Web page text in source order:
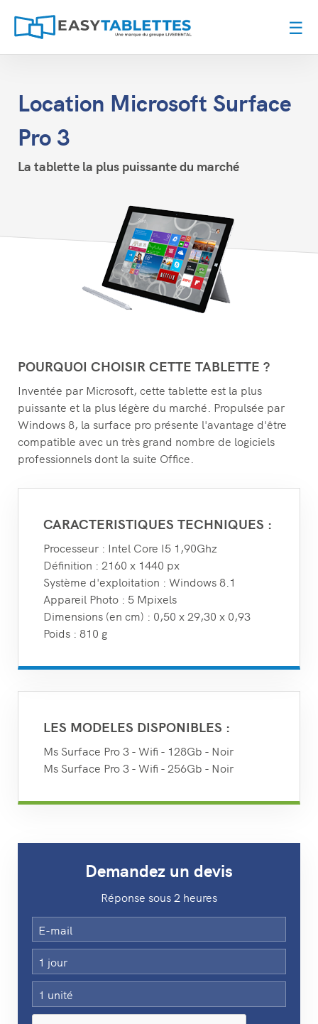
☰
Location Microsoft Surface
Pro 3
La tablette la plus puissante du marché
POURQUOI CHOISIR CETTE TABLETTE ?
Inventée par Microsoft, cette tablette est la plus
puissante et la plus légère du marché. Propulsée par
Windows 8, la surface pro présente l'avantage d'être
compatible avec un très grand nombre de logiciels
professionnels dont la suite Office.
CARACTERISTIQUES TECHNIQUES :
Processeur : Intel Core I5 1,90Ghz
Définition : 2160 x 1440 px
Système d'exploitation : Windows 8.1
Appareil Photo : 5 Mpixels
Dimensions (en cm) : 0,50 x 29,30 x 0,93
Poids : 810 g
LES MODELES DISPONIBLES :
Ms Surface Pro 3 - Wifi - 128Gb - Noir
Ms Surface Pro 3 - Wifi - 256Gb - Noir
Demandez un devis
Réponse sous 2 heures